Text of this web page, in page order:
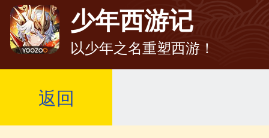
少年西游记
以少年之名重塑西游！
返回